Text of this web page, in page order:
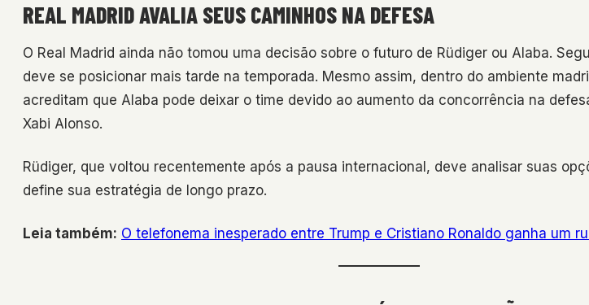
REAL MADRID AVALIA SEUS CAMINHOS NA DEFESA
O Real Madrid ainda não tomou uma decisão sobre o futuro de Rüdiger ou Alaba.
deve se posicionar mais tarde na temporada. Mesmo assim, dentro do ambiente
acreditam que Alaba pode deixar o time devido ao aumento da concorrência na
Xabi Alonso.
Rüdiger, que voltou recentemente após a pausa internacional, deve analisar suas
define sua estratégia de longo prazo.
Leia também: O telefonema inesperado entre Trump e Cristiano Ronaldo ganha um